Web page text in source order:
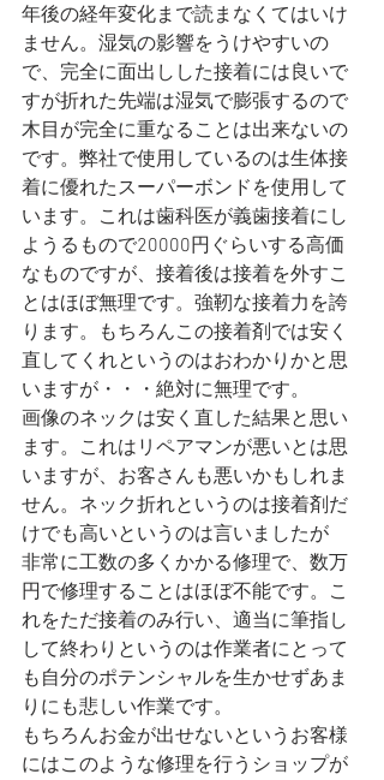
年後の経年変化まで読まなくてはいけ
ません。湿気の影響をうけやすいの
で、完全に面出しした接着には良いで
すが折れた先端は湿気で膨張するので
木目が完全に重なることは出来ないの
です。弊社で使用しているのは生体接
着に優れたスーパーボンドを使用して
います。これは歯科医が義歯接着にし
ようるもので20000円ぐらいする高価
なものですが、接着後は接着を外すこ
とはほぼ無理です。強靭な接着力を誇
ります。もちろんこの接着剤では安く
直してくれというのはおわかりかと思
いますが・・・絶対に無理です。
画像のネックは安く直した結果と思い
ます。これはリペアマンが悪いとは思
いますが、お客さんも悪いかもしれま
せん。ネック折れというのは接着剤だ
けでも高いというのは言いましたが
非常に工数の多くかかる修理で、数万
円で修理することはほぼ不能です。こ
れをただ接着のみ行い、適当に筆指し
して終わりというのは作業者にとって
も自分のポテンシャルを生かせずあま
りにも悲しい作業です。
もちろんお金が出せないというお客様
にはこのような修理を行うショップが